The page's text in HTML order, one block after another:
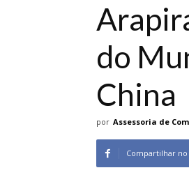
do
China
por Assessoria de
Compartilhar